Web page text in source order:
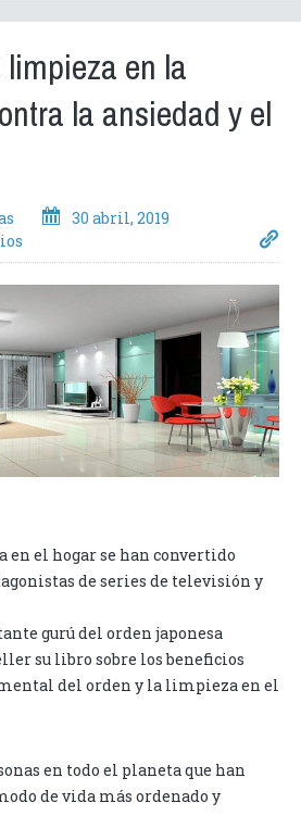
en la
la ansiedad y el
30 abril, 2019
el hogar se han convertido
de series de televisión y
gurú del orden japonesa
su libro sobre los beneficios
del orden y la limpieza en el
en todo el planeta que han
de vida más ordenado y